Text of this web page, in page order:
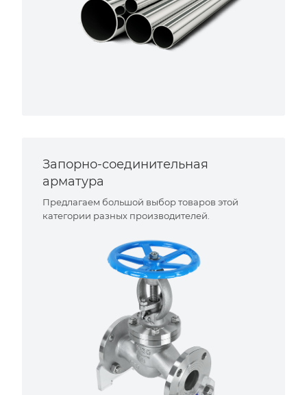
Запорно-соединительная
арматура
Предлагаем большой выбор товаров этой
категории разных производителей.